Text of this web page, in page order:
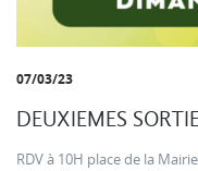
07/03/23
DEUXIEMES
RDV à 10H place de la